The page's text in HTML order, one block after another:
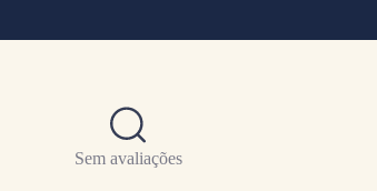
Sem avaliações